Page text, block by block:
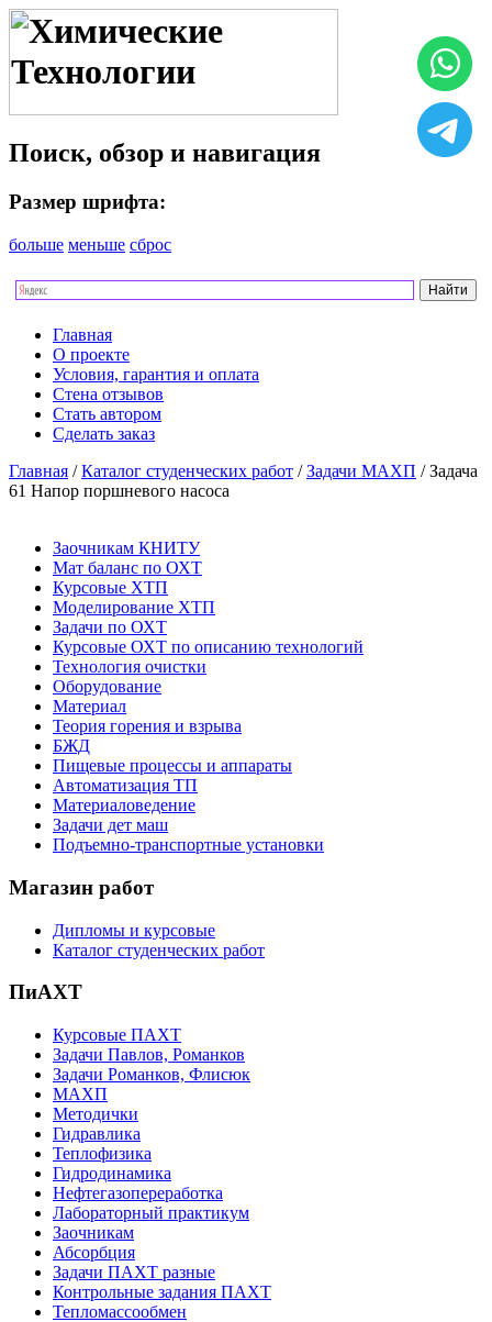
Поиск, обзор и навигация
Размер шрифта:
больше меньше сброс
Главная
О проекте
Условия, гарантия и оплата
Стена отзывов
Стать автором
Сделать заказ
Главная /Каталог студенческих работ /Задачи МАХП / Задача
61 Напор поршневого насоса
Заочникам КНИТУ
Мат баланс по ОХТ
Курсовые ХТП
Моделирование ХТП
Задачи по ОХТ
Курсовые ОХТ по описанию технологий
Технология очистки
Оборудование
Материал
Теория горения и взрыва
БЖД
Пищевые процессы и аппараты
Автоматизация ТП
Материаловедение
Задачи дет маш
Подъемно-транспортные установки
Магазин работ
Дипломы и курсовые
Каталог студенческих работ
ПиАХТ
Курсовые ПАХТ
Задачи Павлов, Романков
Задачи Романков, Флисюк
МАХП
Методички
Гидравлика
Теплофизика
Гидродинамика
Нефтегазопереработка
Лабораторный практикум
Заочникам
Абсорбция
Задачи ПАХТ разные
Контрольные задания ПАХТ
Тепломассообмен